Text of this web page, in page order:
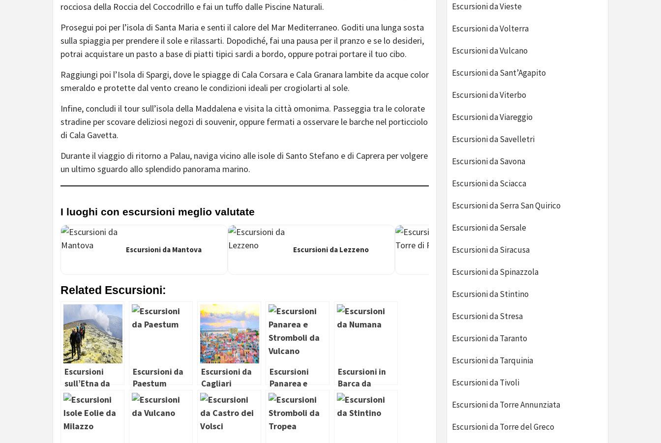
rocciosa della Roccia del Coccodrillo e fai un tuffo dalle Piscine Naturali.
Prosegui poi per l’isola di Santa Maria e senti il calore del Mar Mediterraneo. Goditi una lunga sosta
sulla spiaggia per prendere il sole e rilassarti. Dopodiché, fai una pausa per il pranzo e se lo desideri,
potrai acquistare un pasto a base di piatti tipici sardi a bordo, oppure potrai portare il tuo cibo.
Raggiungi poi l’Isola di Spargi, dove le spiagge di Cala Corsara e Cala Granara lambite da acque color
smeraldo e protette dal vento creano le condizioni ideali per crogiolarti al sole.
Infine, concludi il tour sull’isola della Maddalena e visita la città omonima. Passeggia tra le colorate
stradine per scovare deliziosi negozi di souvenir, oppure fermati a osservare le barche nel porticciolo
di Cala Gavetta.
Durante il viaggio di ritorno a Palau, naviga vicino alle isole di Santo Stefano e di Caprera per volgere
un ultimo sguardo allo splendido panorama marino.
I luoghi con escursioni meglio valutate
Escursioni da Mantova Escursioni da Lezzeno Escursioni da Torre di Palme
Related Escursioni:
Escursioni
sull’Etna da
Catania
Escursioni da
Paestum
Escursioni da
Cagliari
Escursioni
Panarea e
Stromboli da
Escursioni in
Barca da
Numana
Escursioni da Vieste
Escursioni da Volterra
Escursioni da Vulcano
Escursioni da Sant’Agapito
Escursioni da Viterbo
Escursioni da Viareggio
Escursioni da Savelletri
Escursioni da Savona
Escursioni da Sciacca
Escursioni da Serra San Quirico
Escursioni da Sersale
Escursioni da Siracusa
Escursioni da Spinazzola
Escursioni da Stintino
Escursioni da Stresa
Escursioni da Taranto
Escursioni da Tarquinia
Escursioni da Tivoli
Escursioni da Torre Annunziata
Escursioni da Torre del Greco